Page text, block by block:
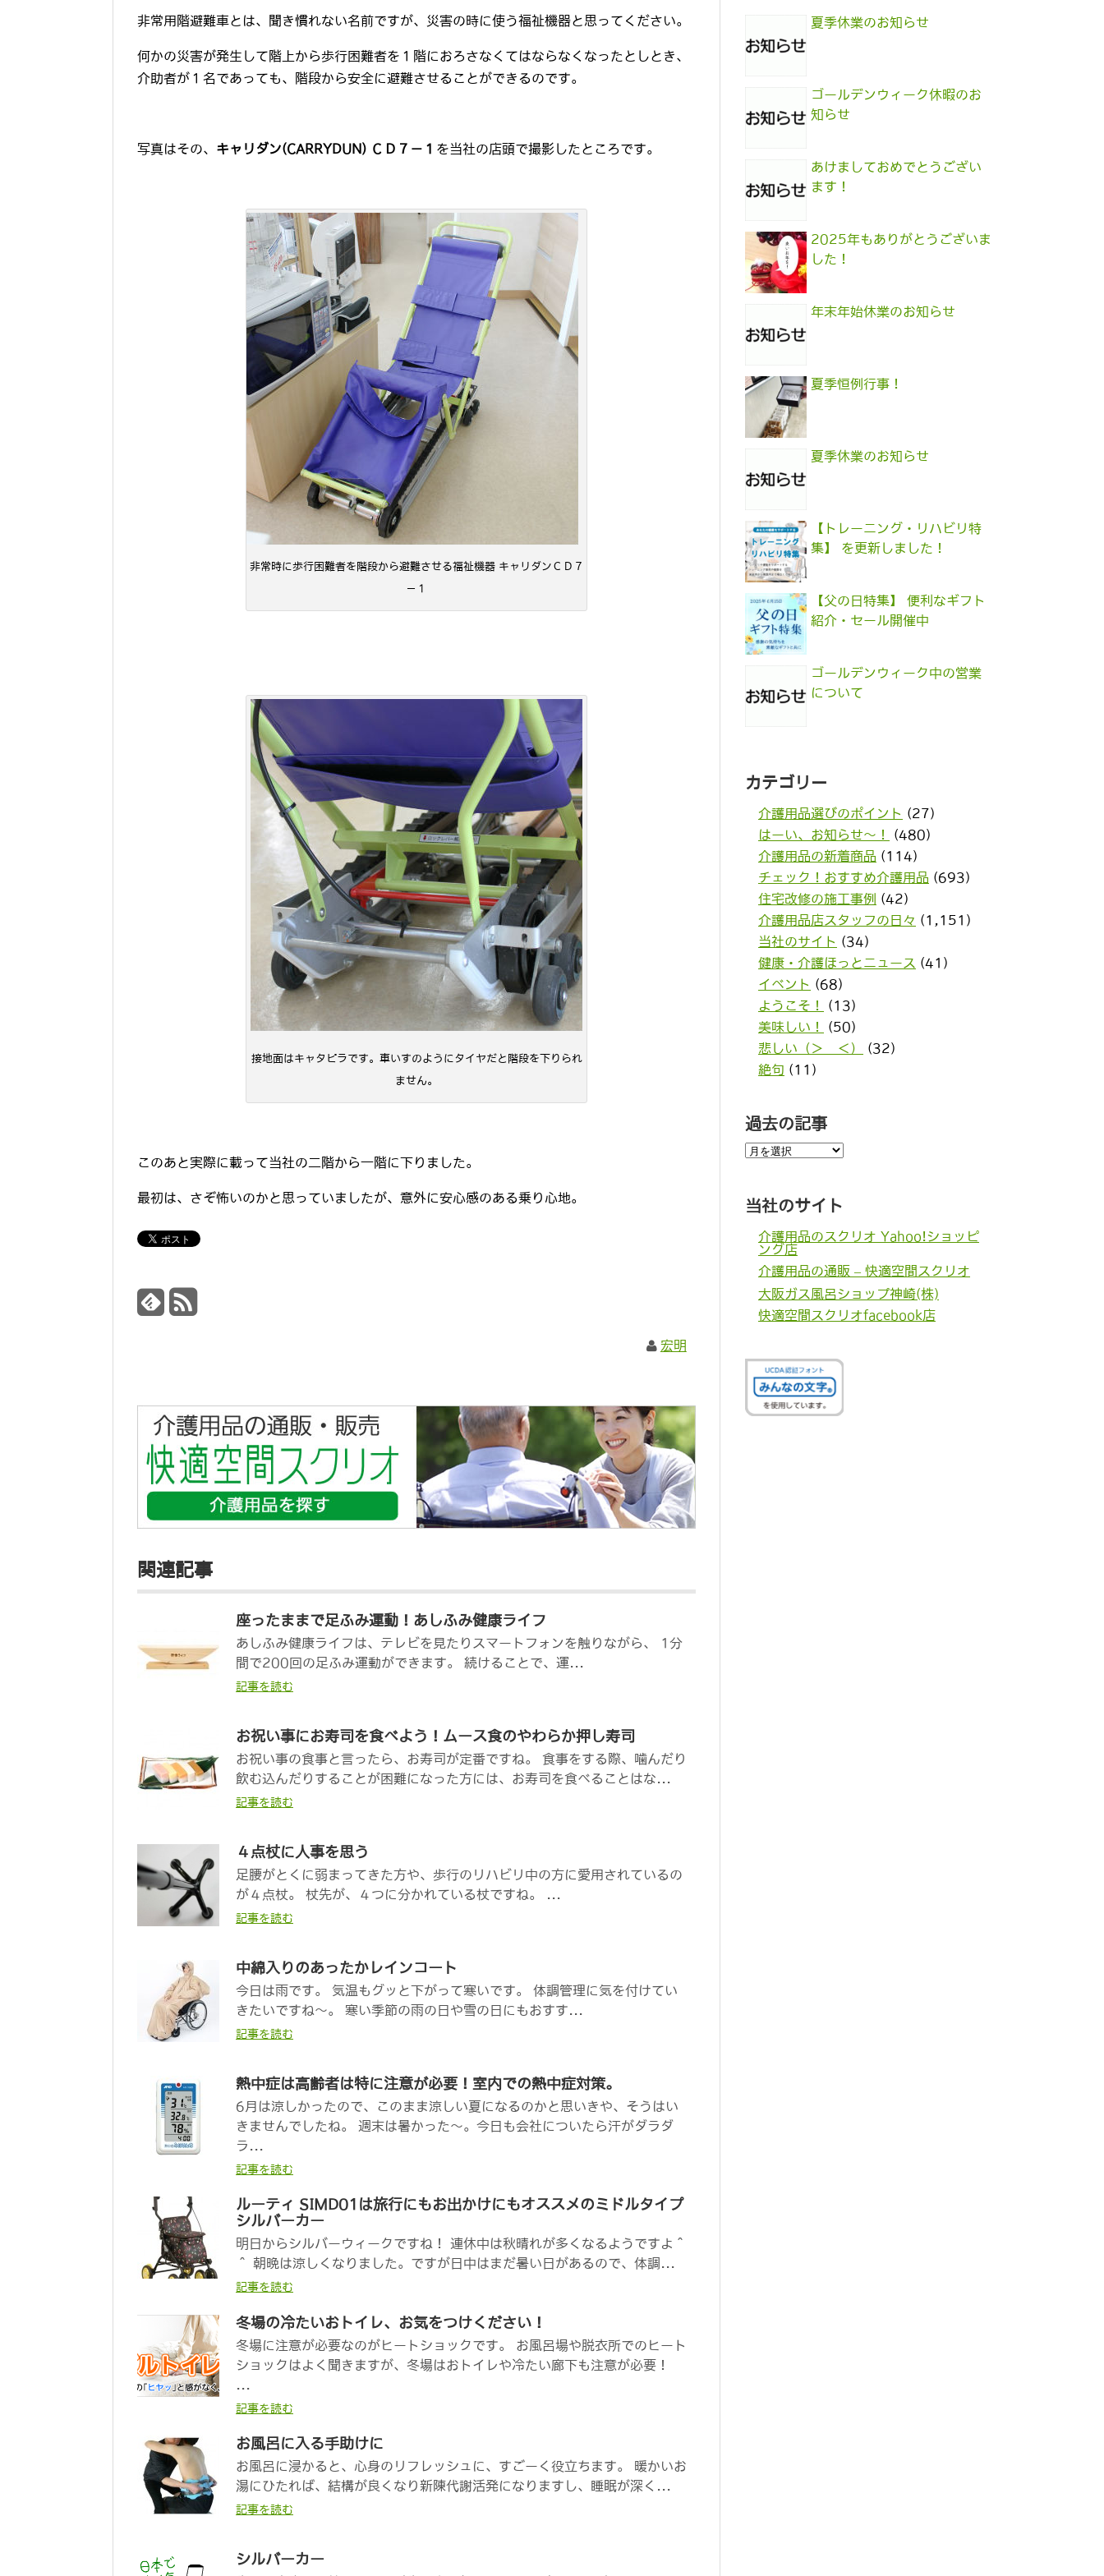
非常用階避難車とは、聞き慣れない名前ですが、災害の時に使う福祉機器と思ってください。
何かの災害が発生して階上から歩行困難者を１階におろさなくてはならなくなったとしとき、
介助者が１名であっても、階段から安全に避難させることができるのです。
写真はその、 キャリダン(CARRYDUN) ＣＤ７－１ を当社の店頭で撮影したところです。
非常時に歩行困難者を階段から避難させる福祉機器 キャリダンＣＤ７
－１
接地面はキャタピラです。車いすのようにタイヤだと階段を下りられ
ません。
このあと実際に載って当社の二階から一階に下りました。
最初は、さぞ怖いのかと思っていましたが、意外に安心感のある乗り心地。
宏明
関連記事
座ったままで足ふみ運動！あしふみ健康ライフ
あしふみ健康ライフは、テレビを見たりスマートフォンを触りながら、 1分
間で200回の足ふみ運動ができます。 続けることで、運...
記事を読む
お祝い事にお寿司を食べよう！ムース食のやわらか押し寿司
お祝い事の食事と言ったら、お寿司が定番ですね。 食事をする際、噛んだり
飲む込んだりすることが困難になった方には、お寿司を食べることはな...
記事を読む
４点杖に人事を思う
足腰がとくに弱まってきた方や、歩行のリハビリ中の方に愛用されているの
が４点杖。 杖先が、４つに分かれている杖ですね。 ...
記事を読む
中綿入りのあったかレインコート
今日は雨です。 気温もグッと下がって寒いです。 体調管理に気を付けてい
きたいですね～。 寒い季節の雨の日や雪の日にもおすす...
記事を読む
熱中症は高齢者は特に注意が必要！室内での熱中症対策。
6月は涼しかったので、このまま涼しい夏になるのかと思いきや、そうはい
きませんでしたね。 週末は暑かった～。今日も会社についたら汗がダラダ
ラ...
記事を読む
ルーティ SIMD01は旅行にもお出かけにもオススメのミドルタイプ
シルバーカー
明日からシルバーウィークですね！ 連休中は秋晴れが多くなるようですよ＾
＾ 朝晩は涼しくなりました。ですが日中はまだ暑い日があるので、体調...
記事を読む
冬場の冷たいおトイレ、お気をつけください！
冬場に注意が必要なのがヒートショックです。 お風呂場や脱衣所でのヒート
ショックはよく聞きますが、冬場はおトイレや冷たい廊下も注意が必要！
記事を読む
お風呂に入る手助けに
お風呂に浸かると、心身のリフレッシュに、すごーく役立ちます。 暖かいお
湯にひたれば、結構が良くなり新陳代謝活発になりますし、睡眠が深く...
記事を読む
シルバーカー
夏季休業のお知らせ
ゴールデンウィーク休暇のお
知らせ
あけましておめでとうござい
ます！
2025年もありがとうございま
した！
年末年始休業のお知らせ
夏季恒例行事！
夏季休業のお知らせ
【トレーニング・リハビリ特
集】 を更新しました！
【父の日特集】 便利なギフト
紹介・セール開催中
ゴールデンウィーク中の営業
について
カテゴリー
介護用品選びのポイント (27)
はーい、お知らせ〜！
(480)
介護用品の新着商品 (114)
チェック！おすすめ介護用品 (693)
住宅改修の施工事例 (42)
介護用品店スタッフの日々 (1,151)
当社のサイト (34)
健康・介護ほっとニュース (41)
イベント (68)
ようこそ！
(13)
美味しい！
(50)
悲しい（＞＿＜）
(32)
絶句 (11)
過去の記事
過
去
事
当社のサイト
介護用品のスクリオ Yahoo!ショッピ
ング店
介護用品の通販 – 快適空間スクリオ
大阪ガス風呂ショップ神崎(株)
快適空間スクリオfacebook店